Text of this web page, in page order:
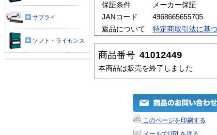
保証条件
メーカー保証
JANコード
4968665655705
返品について
特定商取引法に基
商品番号 41012449
本商品は販売を終了しました
このページを印刷する
サプライ
ソフト・ライセンス